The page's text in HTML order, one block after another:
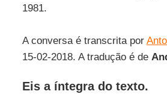
1981.
A conversa é transcrita por
15-02-2018. A tradução é de
Eis a íntegra do texto.